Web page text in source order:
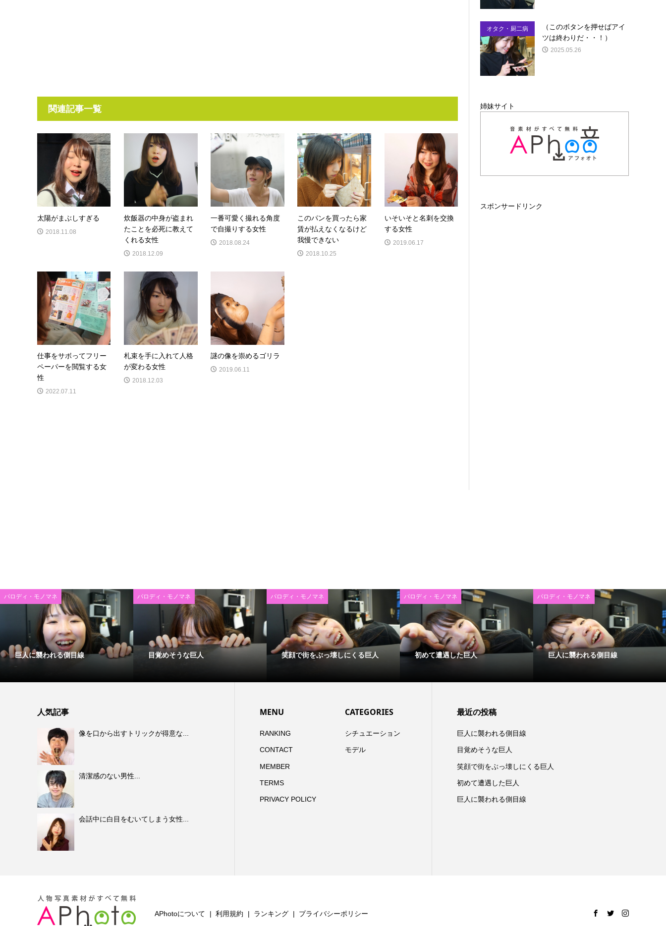
関連記事一覧
太陽がまぶしすぎる
2018.11.08
炊飯器の中身が盗まれ
たことを必死に教えて
くれる女性
2018.12.09
一番可愛く撮れる角度
で自撮りする女性
2018.08.24
このパンを買ったら家
賃が払えなくなるけど
我慢できない
2018.10.25
いそいそと名刺を交換
する女性
2019.06.17
仕事をサボってフリー
ペーパーを閲覧する女
性
2022.07.11
札束を手に入れて人格
が変わる女性
2018.12.03
謎の像を崇めるゴリラ
2019.06.11
オタク・厨二病
（このボタンを押せばアイ
ツは終わりだ・・！）
2025.05.26
姉妹サイト
スポンサードリンク
パロディ・モノマネ
巨人に襲われる側目線
パロディ・モノマネ
目覚めそうな巨人
パロディ・モノマネ
笑顔で街をぶっ壊しにくる巨人
パロディ・モノマネ
初めて遭遇した巨人
パロディ・モノマネ
巨人に襲われる側目線
人気記事
像を口から出すトリックが得意な...
清潔感のない男性...
会話中に白目をむいてしまう女性...
MENU
RANKING
CONTACT
MEMBER
TERMS
PRIVACY POLICY
CATEGORIES
シチュエーション
モデル
最近の投稿
巨人に襲われる側目線
目覚めそうな巨人
笑顔で街をぶっ壊しにくる巨人
初めて遭遇した巨人
巨人に襲われる側目線
APhotoについて 利用規約 ランキング プライバシーポリシー